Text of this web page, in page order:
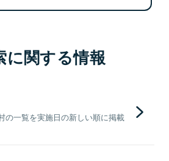
に関する情報
の一覧を実施日の新しい順に掲載